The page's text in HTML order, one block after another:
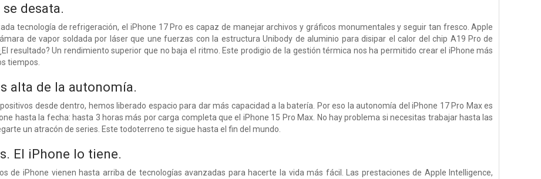
se desata.
tecnología de refrigeración, el iPhone 17 Pro es capaz de manejar archivos y gráficos monumentales y seguir tan fresco. Apple
de vapor soldada por láser que une fuerzas con la estructura Unibody de aluminio para disipar el calor del chip A19 Pro de
resultado? Un rendimiento superior que no baja el ritmo. Este prodigio de la gestión térmica nos ha permitido crear el iPhone más
tiempos.
alta de la autonomía.
desde dentro, hemos liberado espacio para dar más capacidad a la batería. Por eso la autonomía del iPhone 17 Pro Max es
hasta la fecha: hasta 3 horas más por carga completa que el iPhone 15 Pro Max. No hay problema si necesitas trabajar hasta las
un atracón de series. Este todoterreno te sigue hasta el fin del mundo.
El iPhone lo tiene.
de iPhone vienen hasta arriba de tecnologías avanzadas para hacerte la vida más fácil. Las prestaciones de Apple Intelligence,